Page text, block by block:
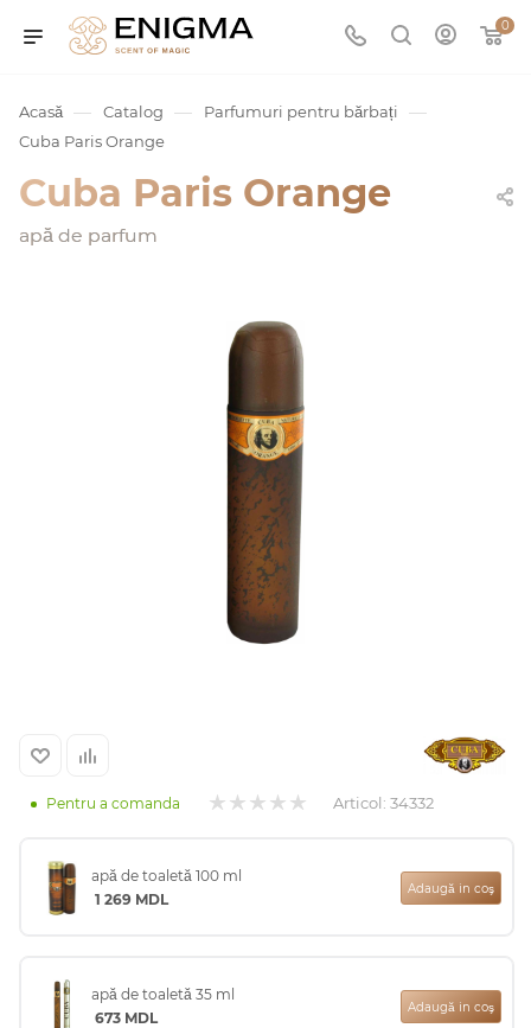
0
Acasă — Catalog — Parfumuri pentru bărbați —
Cuba Paris Orange
Cuba Paris Orange
apă de parfum
Pentru a comanda Articol: 34332
apă de toaletă 100 ml
1 269 MDL
Adaugă in coş
apă de toaletă 35 ml
673 MDL
Adaugă in coş